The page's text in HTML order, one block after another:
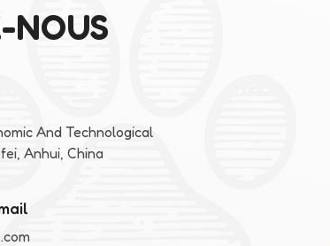
NOUS
And Technological
Anhui, China